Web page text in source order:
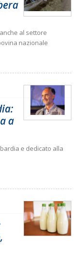
al settore
nazionale
a
e dedicato alla